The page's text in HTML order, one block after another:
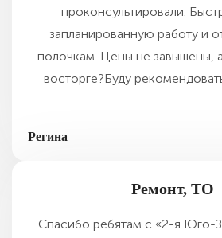
проконсультировали.
запланированную работу и
полочкам. Цены не завышены,
восторге?Буду
Регина
Ремонт, ТО
Спасибо ребятам с «2-я Юго-